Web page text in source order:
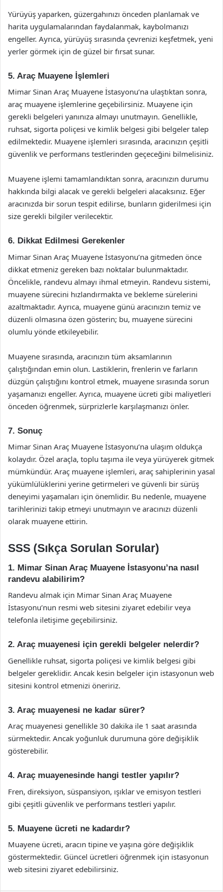
Yürüyüş yaparken, güzergahınızı önceden planlamak ve
harita uygulamalarından faydalanmak, kaybolmanızı
engeller. Ayrıca, yürüyüş sırasında çevrenizi keşfetmek, yeni
yerler görmek için de güzel bir fırsat sunar.
5. Araç Muayene İşlemleri
Mimar Sinan Araç Muayene İstasyonu’na ulaştıktan sonra,
araç muayene işlemlerine geçebilirsiniz. Muayene için
gerekli belgeleri yanınıza almayı unutmayın. Genellikle,
ruhsat, sigorta poliçesi ve kimlik belgesi gibi belgeler talep
edilmektedir. Muayene işlemleri sırasında, aracınızın çeşitli
güvenlik ve performans testlerinden geçeceğini bilmelisiniz.
Muayene işlemi tamamlandıktan sonra, aracınızın durumu
hakkında bilgi alacak ve gerekli belgeleri alacaksınız. Eğer
aracınızda bir sorun tespit edilirse, bunların giderilmesi için
size gerekli bilgiler verilecektir.
6. Dikkat Edilmesi Gerekenler
Mimar Sinan Araç Muayene İstasyonu’na gitmeden önce
dikkat etmeniz gereken bazı noktalar bulunmaktadır.
Öncelikle, randevu almayı ihmal etmeyin. Randevu sistemi,
muayene sürecini hızlandırmakta ve bekleme sürelerini
azaltmaktadır. Ayrıca, muayene günü aracınızın temiz ve
düzenli olmasına özen gösterin; bu, muayene sürecini
olumlu yönde etkileyebilir.
Muayene sırasında, aracınızın tüm aksamlarının
çalıştığından emin olun. Lastiklerin, frenlerin ve farların
düzgün çalıştığını kontrol etmek, muayene sırasında sorun
yaşamanızı engeller. Ayrıca, muayene ücreti gibi maliyetleri
önceden öğrenmek, sürprizlerle karşılaşmanızı önler.
7. Sonuç
Mimar Sinan Araç Muayene İstasyonu’na ulaşım oldukça
kolaydır. Özel araçla, toplu taşıma ile veya yürüyerek gitmek
mümkündür. Araç muayene işlemleri, araç sahiplerinin yasal
yükümlülüklerini yerine getirmeleri ve güvenli bir sürüş
deneyimi yaşamaları için önemlidir. Bu nedenle, muayene
tarihlerinizi takip etmeyi unutmayın ve aracınızı düzenli
olarak muayene ettirin.
SSS (Sıkça Sorulan Sorular)
1. Mimar Sinan Araç Muayene İstasyonu’na nasıl
randevu alabilirim?
Randevu almak için Mimar Sinan Araç Muayene
İstasyonu’nun resmi web sitesini ziyaret edebilir veya
telefonla iletişime geçebilirsiniz.
2. Araç muayenesi için gerekli belgeler nelerdir?
Genellikle ruhsat, sigorta poliçesi ve kimlik belgesi gibi
belgeler gereklidir. Ancak kesin belgeler için istasyonun web
sitesini kontrol etmenizi öneririz.
3. Araç muayenesi ne kadar sürer?
Araç muayenesi genellikle 30 dakika ile 1 saat arasında
sürmektedir. Ancak yoğunluk durumuna göre değişiklik
gösterebilir.
4. Araç muayenesinde hangi testler yapılır?
Fren, direksiyon, süspansiyon, ışıklar ve emisyon testleri
gibi çeşitli güvenlik ve performans testleri yapılır.
5. Muayene ücreti ne kadardır?
Muayene ücreti, aracın tipine ve yaşına göre değişiklik
göstermektedir. Güncel ücretleri öğrenmek için istasyonun
web sitesini ziyaret edebilirsiniz.